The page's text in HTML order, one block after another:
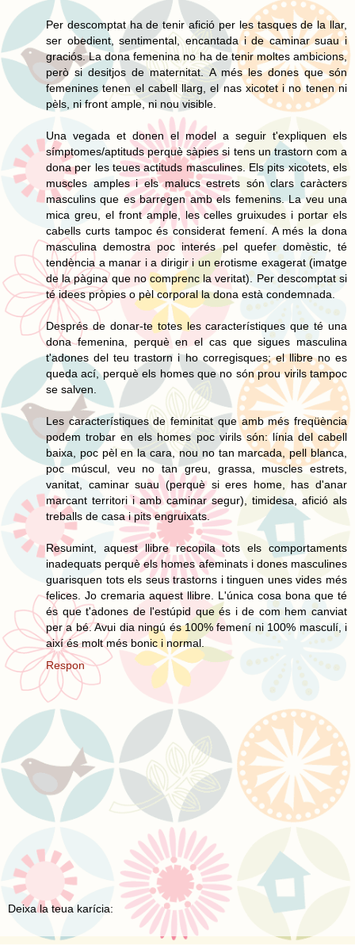
Per descomptat ha de tenir afició per les tasques de la llar,
ser obedient, sentimental, encantada i de caminar suau i
graciós. La dona femenina no ha de tenir moltes ambicions,
però si desitjos de maternitat. A més les dones que són
femenines tenen el cabell llarg, el nas xicotet i no tenen ni
pèls, ni front ample, ni nou visible.
Una vegada et donen el model a seguir t'expliquen els
símptomes/aptituds perquè sàpies si tens un trastorn com a
dona per les teues actituds masculines. Els pits xicotets, els
muscles amples i els malucs estrets són clars caràcters
masculins que es barregen amb els femenins. La veu una
mica greu, el front ample, les celles gruixudes i portar els
cabells curts tampoc és considerat femení. A més la dona
masculina demostra poc interés pel quefer domèstic, té
tendència a manar i a dirigir i un erotisme exagerat (imatge
de la pàgina que no comprenc la veritat). Per descomptat si
té idees pròpies o pèl corporal la dona està condemnada.
Després de donar-te totes les característiques que té una
dona femenina, perquè en el cas que sigues masculina
t'adones del teu trastorn i ho corregisques; el llibre no es
queda ací, perquè els homes que no són prou virils tampoc
se salven.
Les característiques de feminitat que amb més freqüència
podem trobar en els homes poc virils són: línia del cabell
baixa, poc pèl en la cara, nou no tan marcada, pell blanca,
poc múscul, veu no tan greu, grassa, muscles estrets,
vanitat, caminar suau (perquè si eres home, has d'anar
marcant territori i amb caminar segur), timidesa, afició als
treballs de casa i pits engruixats.
Resumint, aquest llibre recopila tots els comportaments
inadequats perquè els homes afeminats i dones masculines
guarisquen tots els seus trastorns i tinguen unes vides més
felices. Jo cremaria aquest llibre. L'única cosa bona que té
és que t'adones de l'estúpid que és i de com hem canviat
per a bé. Avui dia ningú és 100% femení ni 100% masculí, i
així és molt més bonic i normal.
Respon
Deixa la teua karícia: